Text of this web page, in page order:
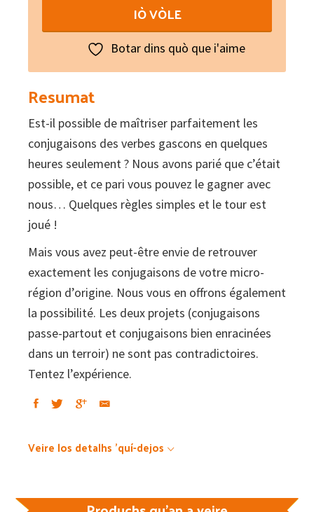
occitanes
quantity
IÒ VÒLE
Botar dins quò que i'aime
Resumat
Est-il possible de maîtriser parfaitement les
conjugaisons des verbes gascons en quelques
heures seulement ? Nous avons parié que c’était
possible, et ce pari vous pouvez le gagner avec
nous… Quelques règles simples et le tour est
joué !
Mais vous avez peut-être envie de retrouver
exactement les conjugaisons de votre micro-
région d’origine. Nous vous en offrons également
la possibilité. Les deux projets (conjugaisons
passe-partout et conjugaisons bien enracinées
dans un terroir) ne sont pas contradictoires.
Tentez l’expérience.
Veire los detalhs 'quí-dejos